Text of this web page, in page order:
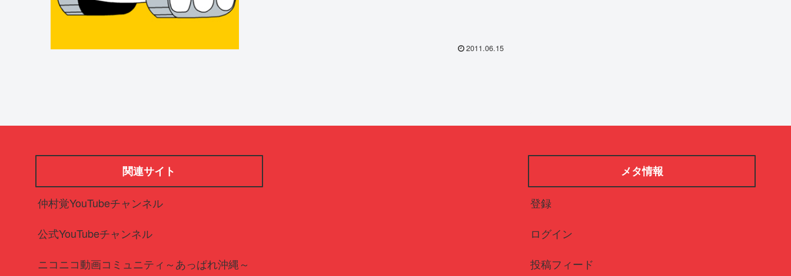
2011.06.15
関連サイト
仲村覚YouTubeチャンネル
公式YouTubeチャンネル
ニコニコ動画コミュニティ～あっぱれ沖縄～
メタ情報
登録
ログイン
投稿フィード